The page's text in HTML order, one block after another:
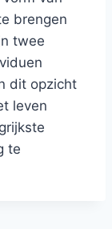
brengen
twee
dit opzicht
leven
te